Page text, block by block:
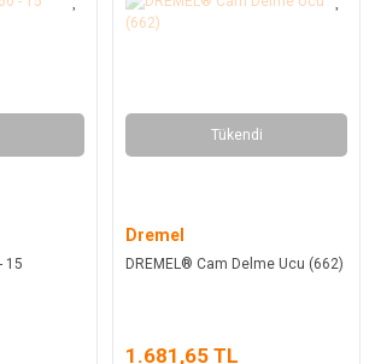
15
Tükendi
Dremel
DREMEL® Cam Delme Ucu (662)
1.681,65 TL